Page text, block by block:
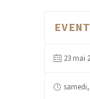
23 mai
samedi,